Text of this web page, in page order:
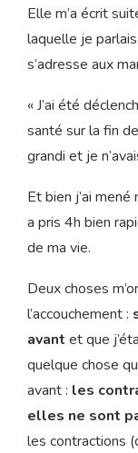
Elle m’a écrit
laquelle je
s’adresse aux
« J’ai été
santé sur la fin
grandi et je
Et bien j’ai
a pris 4h bien
de ma vie.
Deux choses
l’accouchement :
avant et que
quelque chose
avant : les
elles ne sont
les contractions